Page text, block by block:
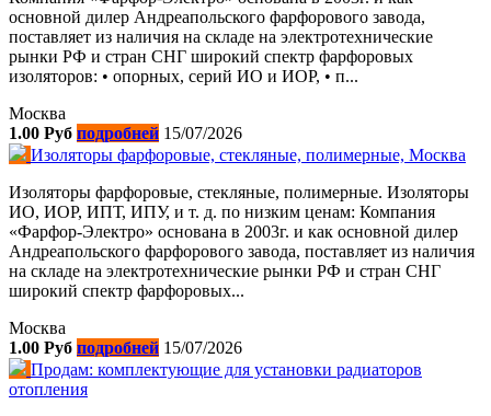
основной дилер Андреапольского фарфорового завода,
поставляет из наличия на складе на электротехнические
рынки РФ и стран СНГ широкий спектр фарфоровых
изоляторов: • опорных, серий ИО и ИОР, • п...
Москва
1.00 Руб подробней 15/07/2026
Изоляторы фарфоровые, стекляные, полимерные, Москва
Изоляторы фарфоровые, стекляные, полимерные. Изоляторы
ИО, ИОР, ИПТ, ИПУ, и т. д. по низким ценам: Компания
«Фарфор-Электро» основана в 2003г. и как основной дилер
Андреапольского фарфорового завода, поставляет из наличия
на складе на электротехнические рынки РФ и стран СНГ
широкий спектр фарфоровых...
Москва
1.00 Руб подробней 15/07/2026
Продам: комплектующие для установки радиаторов
отопления